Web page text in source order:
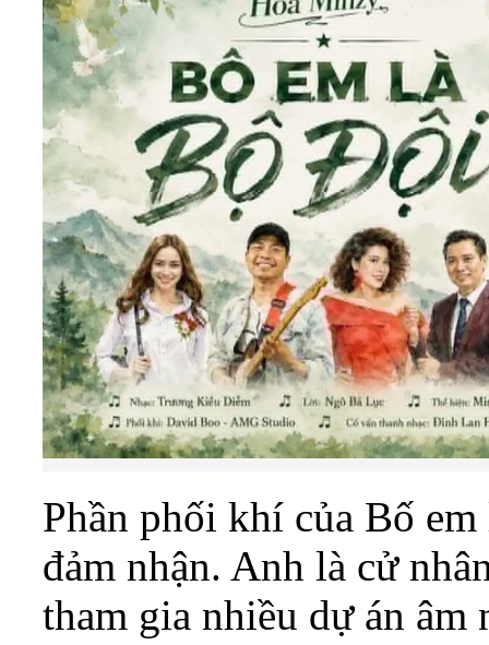
Phần phối khí của Bố
đảm nhận. Anh là cử
tham gia nhiều dự án âm